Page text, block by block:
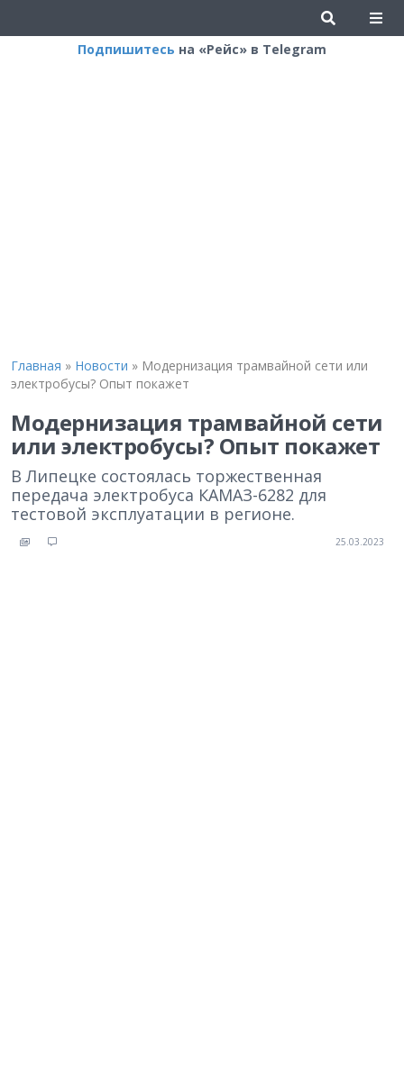
Подпишитесь на «Рейс» в Telegram
Главная » Новости » Модернизация трамвайной сети или
электробусы? Опыт покажет
Модернизация трамвайной сети
или электробусы? Опыт покажет
В Липецке состоялась торжественная
передача электробуса КАМАЗ-6282 для
тестовой эксплуатации в регионе.
25.03.2023